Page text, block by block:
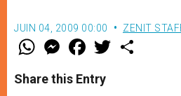
JUIN 04, 2009 00:00 ZENIT
W
t
s
M
e
s
e
F
a
e
b
w
Share this Entry